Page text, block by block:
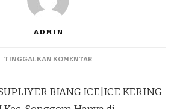
ADMIN
TINGGALKAN KOMENTARPADA
ICE|SUPLIYER
BIANG
BIANG ICE|ICE KERING